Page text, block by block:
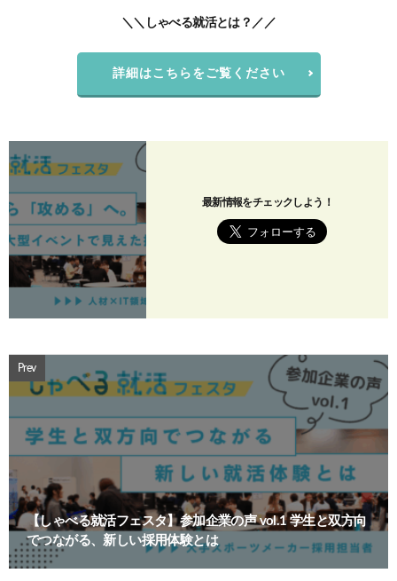
＼＼しゃべる就活とは？／／
詳細はこちらをご覧ください
最新情報をチェックしよう！
Prev
【しゃべる就活フェスタ】参加企業の声 vol.1 学生と双方向
でつながる、新しい採用体験とは